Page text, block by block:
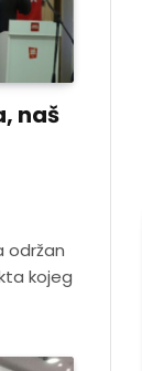
naš
održan
kojeg